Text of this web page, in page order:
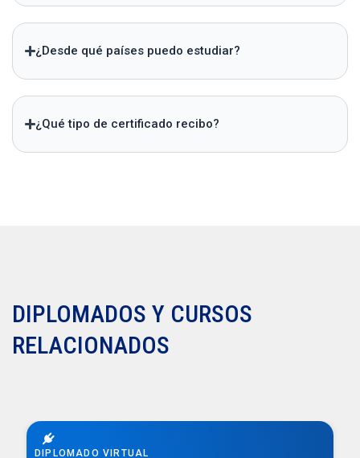
¿Desde qué países puedo estudiar?
¿Qué tipo de certificado recibo?
DIPLOMADOS Y CURSOS
RELACIONADOS
DIPLOMADO VIRTUAL